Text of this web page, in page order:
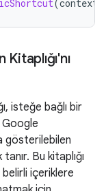
(context
isteğe bağlı bir
Google
gösterilebilen
Bu kitaplığı
belirli içeriklere